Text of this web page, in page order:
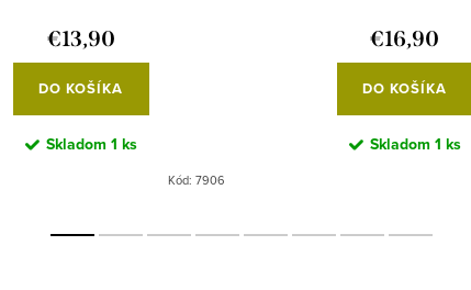
€13,90
DO KOŠÍKA
Skladom 1 ks
Kód: 7906
€16,90
DO KOŠÍKA
Skladom 1 ks